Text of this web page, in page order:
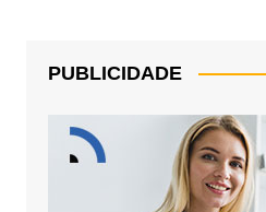
PUBLICIDADE